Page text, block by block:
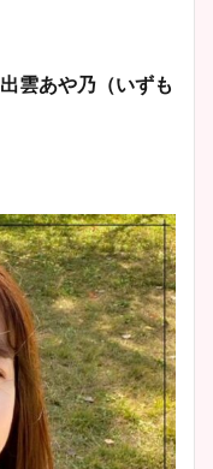
出雲あや乃（いずも